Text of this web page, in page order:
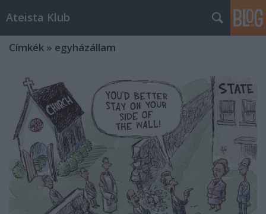
Ateista Klub
Címkék » egyházállam